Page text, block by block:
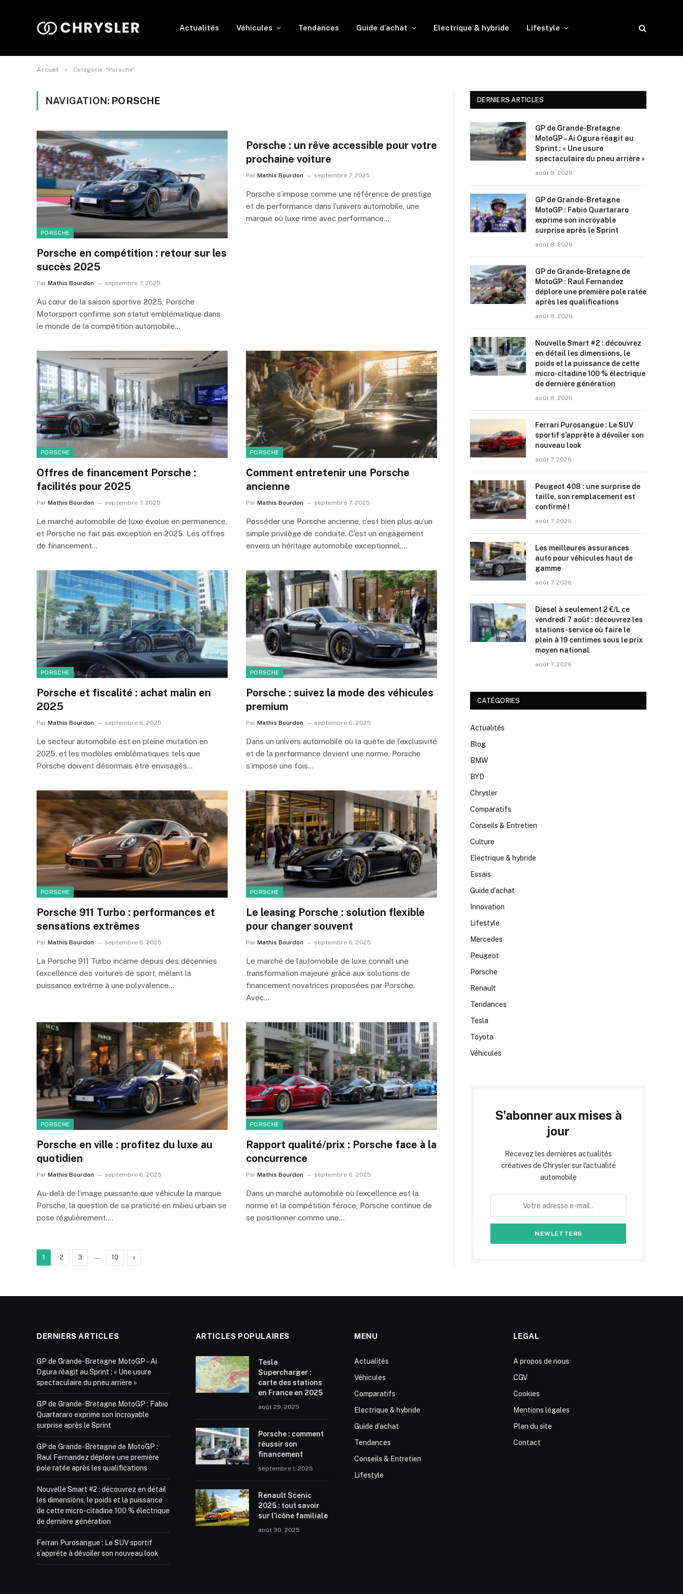
Actualités Véhicules Tendances Guide d’achat Electrique & hybride Lifestyle
Accueil » Catégorie: "Porsche"
NAVIGATION: PORSCHE
PORSCHE
Porsche en compétition : retour sur les
succès 2025
Par Mathis Bourdon septembre 7, 2025
Au cœur de la saison sportive 2025, Porsche
Motorsport confirme son statut emblématique dans
le monde de la compétition automobile…
Porsche : un rêve accessible pour votre
prochaine voiture
Par Mathis Bourdon septembre 7, 2025
Porsche s’impose comme une référence de prestige
et de performance dans l’univers automobile, une
marque où luxe rime avec performance…
PORSCHE
Offres de financement Porsche :
facilités pour 2025
Par Mathis Bourdon septembre 7, 2025
Le marché automobile de luxe évolue en permanence,
et Porsche ne fait pas exception en 2025. Les offres
de financement…
PORSCHE
Comment entretenir une Porsche
ancienne
Par Mathis Bourdon septembre 7, 2025
Posséder une Porsche ancienne, c’est bien plus qu’un
simple privilège de conduite. C’est un engagement
envers un héritage automobile exceptionnel,…
PORSCHE
Porsche et fiscalité : achat malin en
2025
Par Mathis Bourdon septembre 6, 2025
Le secteur automobile est en pleine mutation en
2025, et les modèles emblématiques tels que
Porsche doivent désormais être envisagés…
PORSCHE
Porsche : suivez la mode des véhicules
premium
Par Mathis Bourdon septembre 6, 2025
Dans un univers automobile où la quête de l’exclusivité
et de la performance devient une norme, Porsche
s’impose une fois…
PORSCHE
Porsche 911 Turbo : performances et
sensations extrêmes
Par Mathis Bourdon septembre 6, 2025
La Porsche 911 Turbo incarne depuis des décennies
l’excellence des voitures de sport, mêlant la
puissance extrême à une polyvalence…
PORSCHE
Le leasing Porsche : solution flexible
pour changer souvent
Par Mathis Bourdon septembre 6, 2025
Le marché de l’automobile de luxe connaît une
transformation majeure grâce aux solutions de
financement novatrices proposées par Porsche.
Avec…
PORSCHE
Porsche en ville : profitez du luxe au
quotidien
Par Mathis Bourdon septembre 6, 2025
Au-delà de l’image puissante que véhicule la marque
Porsche, la question de sa praticité en milieu urbain se
pose régulièrement.…
PORSCHE
Rapport qualité/prix : Porsche face à la
concurrence
Par Mathis Bourdon septembre 6, 2025
Dans un marché automobile où l’excellence est la
norme et la compétition féroce, Porsche continue de
se positionner comme une…
1 2 3 … 10 Suivant
DERNIERS ARTICLES
GP de Grande-Bretagne
MotoGP – Ai Ogura réagit au
Sprint : « Une usure
spectaculaire du pneu arrière »
août 9, 2026
GP de Grande-Bretagne
MotoGP : Fabio Quartararo
exprime son incroyable
surprise après le Sprint
août 8, 2026
GP de Grande-Bretagne de
MotoGP : Raul Fernandez
déplore une première pole ratée
après les qualifications
août 8, 2026
Nouvelle Smart #2 : découvrez
en détail les dimensions, le
poids et la puissance de cette
micro-citadine 100 % électrique
de dernière génération
août 8, 2026
Ferrari Purosangue : Le SUV
sportif s’apprête à dévoiler son
nouveau look
août 7, 2026
Peugeot 408 : une surprise de
taille, son remplacement est
confirmé !
août 7, 2026
Les meilleures assurances
auto pour véhicules haut de
gamme
août 7, 2026
Diesel à seulement 2 €/L ce
vendredi 7 août : découvrez les
stations-service où faire le
plein à 19 centimes sous le prix
moyen national
août 7, 2026
CATÉGORIES
Actualités
Blog
BMW
BYD
Chrysler
Comparatifs
Conseils & Entretien
Culture
Electrique & hybride
Essais
Guide d’achat
Innovation
Lifestyle
Mercedes
Peugeot
Porsche
Renault
Tendances
Tesla
Toyota
Véhicules
S'abonner aux mises à
jour
Recevez les dernières actualités
créatives de Chrysler sur l'actualité
automobile
DERNIERS ARTICLES
GP de Grande-Bretagne MotoGP – Ai
Ogura réagit au Sprint : « Une usure
spectaculaire du pneu arrière »
GP de Grande-Bretagne MotoGP : Fabio
Quartararo exprime son incroyable
surprise après le Sprint
GP de Grande-Bretagne de MotoGP :
Raul Fernandez déplore une première
pole ratée après les qualifications
Nouvelle Smart #2 : découvrez en détail
les dimensions, le poids et la puissance
de cette micro-citadine 100 % électrique
de dernière génération
Ferrari Purosangue : Le SUV sportif
s’apprête à dévoiler son nouveau look
ARTICLES POPULAIRES
Tesla
Supercharger :
carte des stations
en France en 2025
août 29, 2025
Porsche : comment
réussir son
financement
septembre 1, 2025
Renault Scenic
2025 : tout savoir
sur l’icône familiale
août 30, 2025
MENU
Actualités
Véhicules
Comparatifs
Electrique & hybride
Guide d’achat
Tendances
Conseils & Entretien
Lifestyle
LEGAL
A propos de nous
CGV
Cookies
Mentions légales
Plan du site
Contact